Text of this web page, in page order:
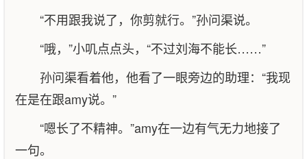
“不用跟我说了，你剪就行。”孙问渠说。
“哦，”小叽点点头，“不过刘海不能长……”
孙问渠看着他，他看了一眼旁边的助理：“我现
在是在跟amy说。”
“嗯长了不精神。”amy在一边有气无力地接了
一句。